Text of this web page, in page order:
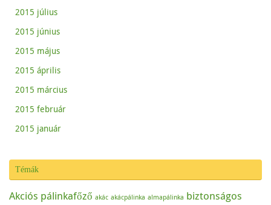
2015 július
2015 június
2015 május
2015 április
2015 március
2015 február
2015 január
Témák
Akciós pálinkafőző akác akácpálinka almapálinka biztonságos